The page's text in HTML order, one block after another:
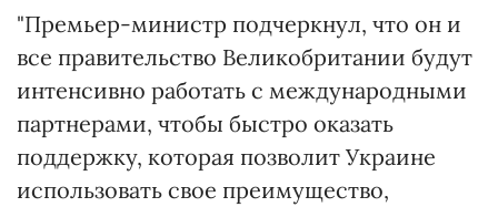
"Премьер-министр подчеркнул, что он и
все правительство Великобритании будут
интенсивно работать с международными
партнерами, чтобы быстро оказать
поддержку, которая позволит Украине
использовать свое преимущество,